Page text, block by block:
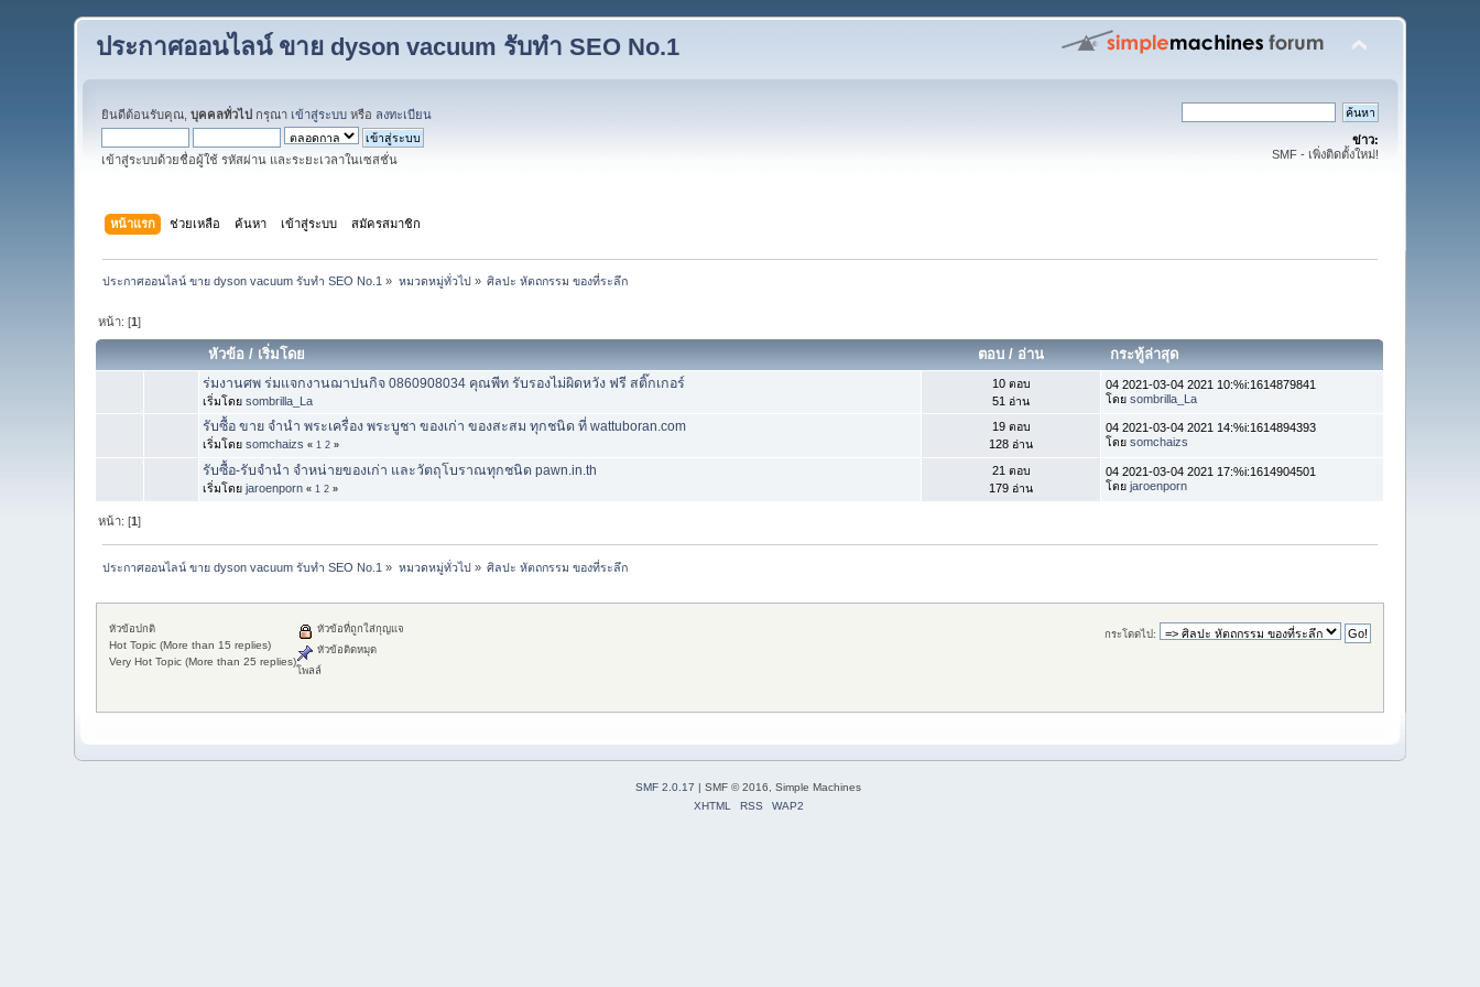
ประกาศออนไลน์ ขาย dyson vacuum รับทำ SEO No.1
ยินดีต้อนรับคุณ,บุคคลทั่วไป กรุณา เข้าสู่ระบบ หรือ ลงทะเบียน
เข้าสู่ระบบด้วยชื่อผู้ใช้ รหัสผ่าน และระยะเวลาในเซสชั่น
ข่าว:
SMF - เพิ่งติดตั้งใหม่!
หน้าแรก ช่วยเหลือ ค้นหา เข้าสู่ระบบ สมัครสมาชิก
ประกาศออนไลน์ ขาย dyson vacuum รับทำ SEO No.1 » หมวดหมู่ทั่วไป» ศิลปะ หัตถกรรม ของที่ระลึก
หน้า: [1]
หัวข้อ / เริ่มโดย ตอบ/ อ่าน กระทู้ล่าสุด
ร่มงานศพ ร่มแจกงานฌาปนกิจ 0860908034 คุณพีท รับรองไม่ผิดหวัง ฟรี สติ๊กเกอร์
เริ่มโดยsombrilla_La
10 ตอบ
51 อ่าน
04 2021-03-04 2021 10:%i:1614879841
โดยsombrilla_La
รับซื้อ ขาย จำนำ พระเครื่อง พระบูชา ของเก่า ของสะสม ทุกชนิด ที่ wattuboran.com
เริ่มโดยsomchaizs « 1 2 »
19 ตอบ
128 อ่าน
04 2021-03-04 2021 14:%i:1614894393
โดยsomchaizs
รับซื้อ-รับจำนำ จำหน่ายของเก่า และวัตถุโบราณทุกชนิด pawn.in.th
เริ่มโดยjaroenporn « 1 2 »
21 ตอบ
179 อ่าน
04 2021-03-04 2021 17:%i:1614904501
โดยjaroenporn
หน้า: [1]
ประกาศออนไลน์ ขาย dyson vacuum รับทำ SEO No.1 » หมวดหมู่ทั่วไป» ศิลปะ หัตถกรรม ของที่ระลึก
กระโดดไป:
หัวข้อปกติ
Hot Topic (More than 15 replies)
Very Hot Topic (More than 25 replies)
หัวข้อที่ถูกใส่กุญแจ
หัวข้อติดหมุด
โพลล์
SMF 2.0.17 | SMF © 2016, Simple Machines
XHTML
RSS WAP2